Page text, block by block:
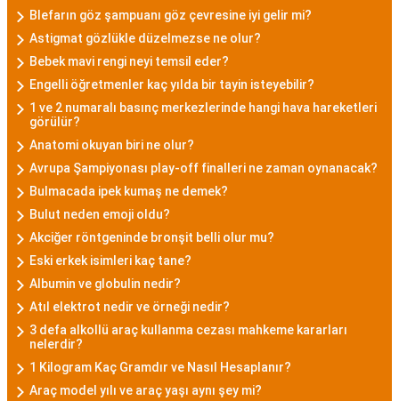
Blefarın göz şampuanı göz çevresine iyi gelir mi?
Astigmat gözlükle düzelmezse ne olur?
Bebek mavi rengi neyi temsil eder?
Engelli öğretmenler kaç yılda bir tayin isteyebilir?
1 ve 2 numaralı basınç merkezlerinde hangi hava hareketleri
görülür?
Anatomi okuyan biri ne olur?
Avrupa Şampiyonası play-off finalleri ne zaman oynanacak?
Bulmacada ipek kumaş ne demek?
Bulut neden emoji oldu?
Akciğer röntgeninde bronşit belli olur mu?
Eski erkek isimleri kaç tane?
Albumin ve globulin nedir?
Atıl elektrot nedir ve örneği nedir?
3 defa alkollü araç kullanma cezası mahkeme kararları
nelerdir?
1 Kilogram Kaç Gramdır ve Nasıl Hesaplanır?
Araç model yılı ve araç yaşı aynı şey mi?